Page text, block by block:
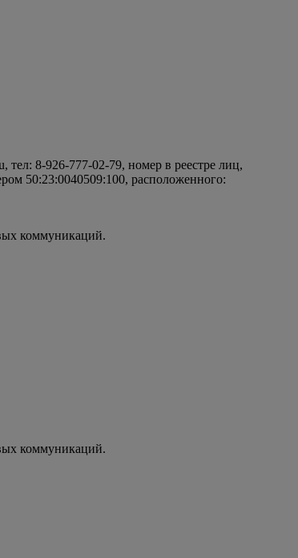
8-926-777-02-79, номер в реестре лиц,
50:23:0040509:100, расположенного:
коммуникаций.
коммуникаций.